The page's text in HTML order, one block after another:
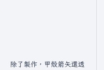
除了製作，甲殼箭矢還透